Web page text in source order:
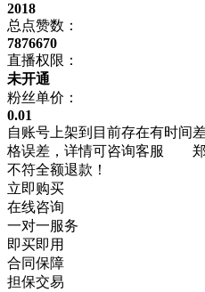
2018
总点赞数：
7876670
直播权限：
未开通
粉丝单价：
0.01
自账号上架到目前存在有时间
格误差，详情可咨询客服 郑
不符全额退款！
立即购买
在线咨询
一对一服务
即买即用
合同保障
担保交易